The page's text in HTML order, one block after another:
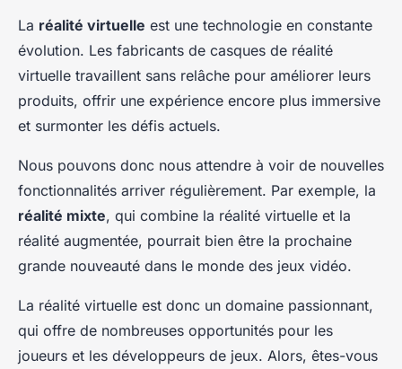
La réalité virtuelle est une technologie en constante
évolution. Les fabricants de casques de réalité
virtuelle travaillent sans relâche pour améliorer leurs
produits, offrir une expérience encore plus immersive
et surmonter les défis actuels.
Nous pouvons donc nous attendre à voir de nouvelles
fonctionnalités arriver régulièrement. Par exemple, la
réalité mixte, qui combine la réalité virtuelle et la
réalité augmentée, pourrait bien être la prochaine
grande nouveauté dans le monde des jeux vidéo.
La réalité virtuelle est donc un domaine passionnant,
qui offre de nombreuses opportunités pour les
joueurs et les développeurs de jeux. Alors, êtes-vous